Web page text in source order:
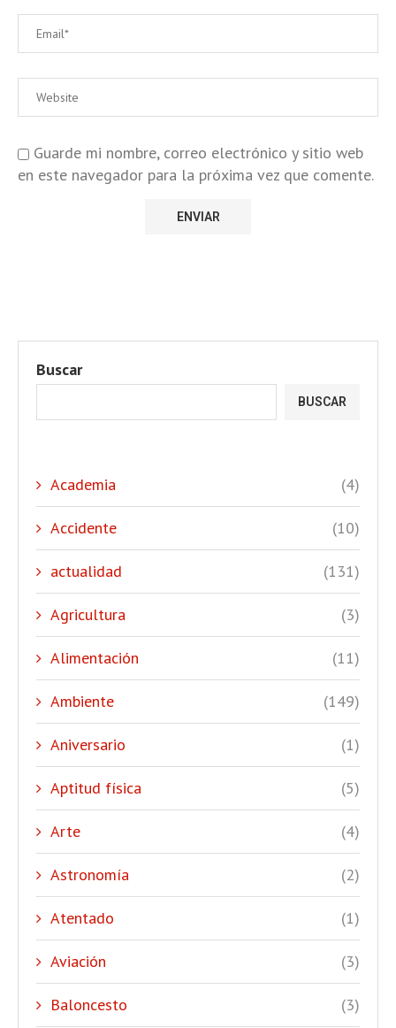
Guarde mi nombre, correo electrónico y sitio web
en este navegador para la próxima vez que comente.
Buscar
BUSCAR
Academia (4)
Accidente (10)
actualidad (131)
Agricultura (3)
Alimentación (11)
Ambiente (149)
Aniversario (1)
Aptitud física (5)
Arte (4)
Astronomía (2)
Atentado (1)
Aviación (3)
Baloncesto (3)